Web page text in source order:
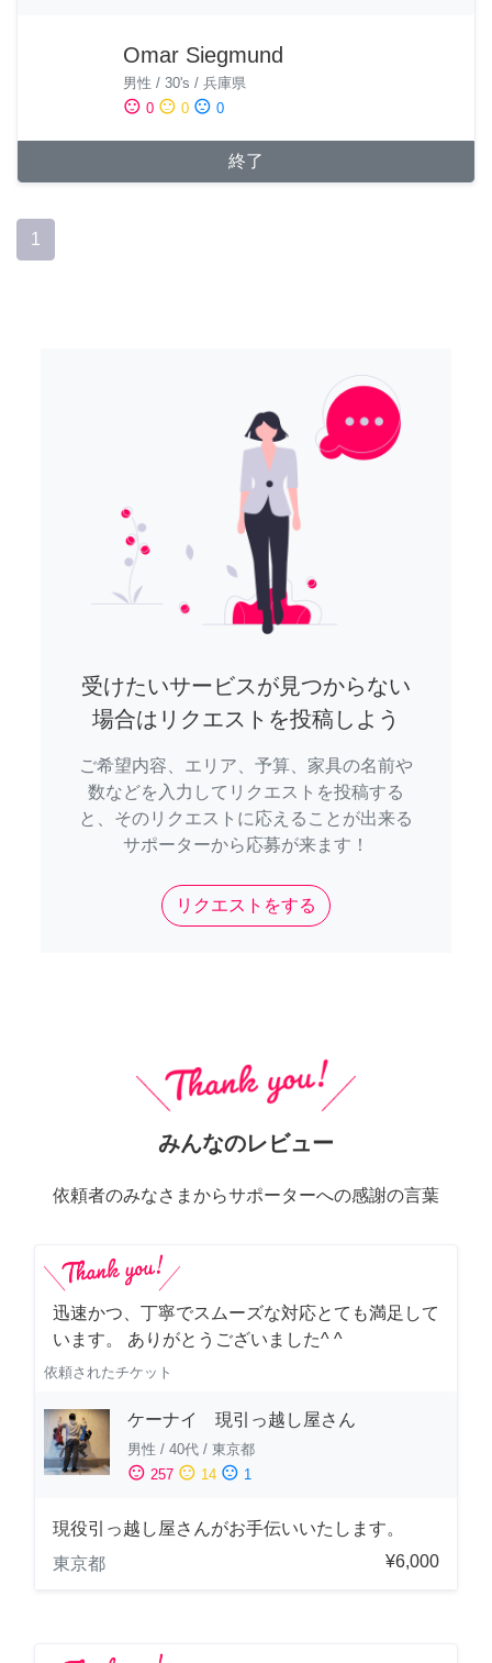
Omar Siegmund
男性 / 30's / 兵庫県
sentiment_satisfied 0 sentiment_neutral 0 sentiment_dissatisfied 0
終了
1
受けたいサービスが見つからない
場合はリクエストを投稿しよう
ご希望内容、エリア、予算、家具の名前や
数などを入力してリクエストを投稿する
と、そのリクエストに応えることが出来る
サポーターから応募が来ます！
リクエストをする
みんなのレビュー
依頼者のみなさまからサポーターへの感謝の言葉
迅速かつ、丁寧でスムーズな対応とても満足して
います。 ありがとうございました^ ^
依頼されたチケット
ケーナイ 現引っ越し屋さん
男性 / 40代 / 東京都
sentiment_satisfied 257 sentiment_neutral 14 sentiment_dissatisfied 1
現役引っ越し屋さんがお手伝いいたします。
東京都
¥6,000